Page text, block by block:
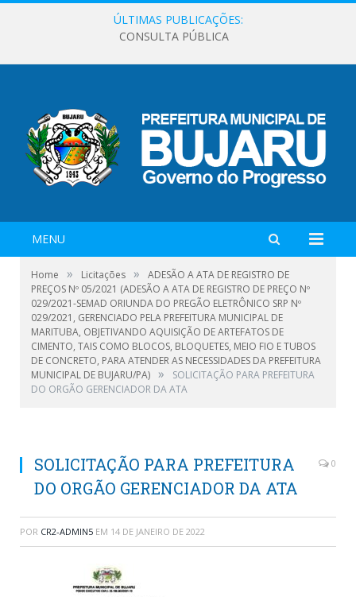
ÚLTIMAS PUBLICAÇÕES:
CONSULTA PÚBLICA
MENU
Home » Licitações »
ADESÃO A ATA DE REGISTRO DE
PREÇOS Nº 05/2021 (ADESÃO A ATA DE REGISTRO DE PREÇO Nº
029/2021-SEMAD ORIUNDA DO PREGÃO ELETRÔNICO SRP Nº
029/2021, GERENCIADO PELA PREFEITURA MUNICIPAL DE
MARITUBA, OBJETIVANDO AQUISIÇÃO DE ARTEFATOS DE
CIMENTO, TAIS COMO BLOCOS, BLOQUETES, MEIO FIO E TUBOS
DE CONCRETO, PARA ATENDER AS NECESSIDADES DA PREFEITURA
MUNICIPAL DE BUJARU/PA) »
SOLICITAÇÃO PARA PREFEITURA
DO ORGÃO GERENCIADOR DA ATA
SOLICITAÇÃO PARA PREFEITURA
DO ORGÃO GERENCIADOR DA ATA
0
POR CR2-ADMIN5 EM 14 DE JANEIRO DE 2022